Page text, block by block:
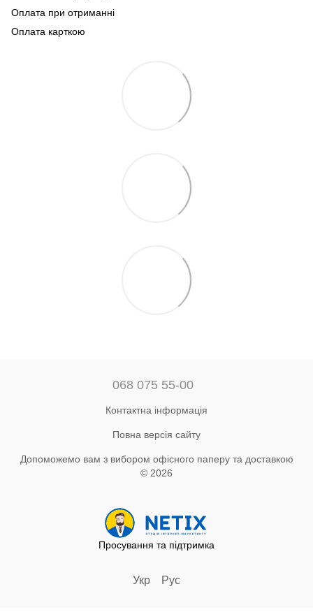
Оплата при отриманні
Оплата карткою
068 075 55-00
Контактна інформація
Повна версія сайту
Допоможемо вам з вибором офісного паперу та доставкою
© 2026
Просування та підтримка
Укр Рус